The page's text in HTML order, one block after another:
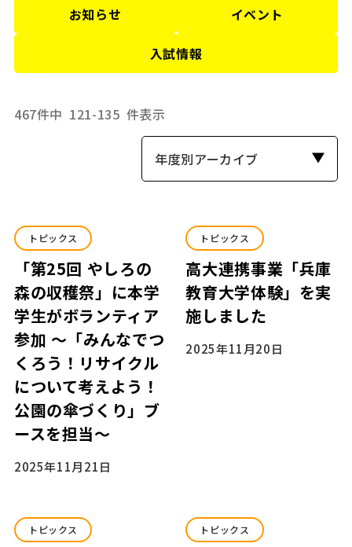
お知らせ イベント
入試情報
467件中 121-135 件表示
年度別アーカイブ
トピックス
「第25回 やしろの
森の収穫祭」に本学
学生がボランティア
参加 ～「みんなでつ
くろう！リサイクル
について考えよう！
公園の傘づくり」ブ
ースを担当～
2025年11月21日
トピックス
高大連携事業「兵庫
教育大学体験」を実
施しました
2025年11月20日
トピックス トピックス